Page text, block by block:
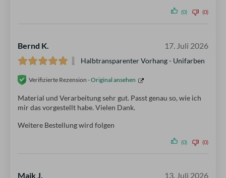
(0) (0)
Bernd K. 17. Juli 2026
Halbtransparenter Vorhang - Unifarben
Verifizierte Rezension -Original ansehen
Material und Verarbeitung sehr gut. Passt genau so, wie ich
mir das vorgestellt habe. Vielen Dank.
Weitere Bestellung wird folgen
(0) (0)
Maik J. 13. Juli 2026